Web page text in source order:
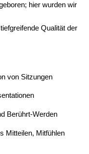
hier wurden wir
Qualität der
von Sitzungen
Berührt-Werden
Mitteilen, Mitfühlen